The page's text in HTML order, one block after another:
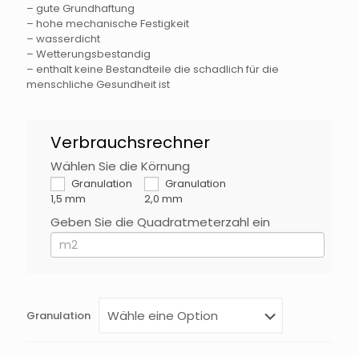
– gute Grundhaftung
– hohe mechanische Festigkeit
– wasserdicht
– Wetterungsbestandig
– enthalt keine Bestandteile die schadlich für die
menschliche Gesundheit ist
Akrilat
Classic
DE
Verbrauchsrechner
Wählen Sie die Körnung
Granulation
1,5 mm
Granulation
2,0 mm
Geben Sie die Quadratmeterzahl ein
Falls
Du
menschlich
lasse
dieses
Feld
Granulation